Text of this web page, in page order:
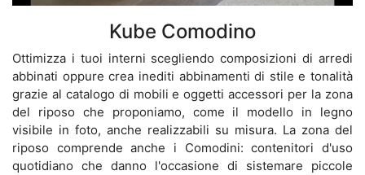
Kube Comodino
Ottimizza i tuoi interni scegliendo composizioni di arredi
abbinati oppure crea inediti abbinamenti di stile e tonalità
grazie al catalogo di mobili e oggetti accessori per la zona
del riposo che proponiamo, come il modello in legno
visibile in foto, anche realizzabili su misura. La zona del
riposo comprende anche i Comodini: contenitori d'uso
quotidiano che danno l'occasione di sistemare piccole